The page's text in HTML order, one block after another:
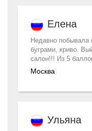
Елена
Недавно побывала
буграми, криво.
салон!!! Из 5
Москва
Ульяна